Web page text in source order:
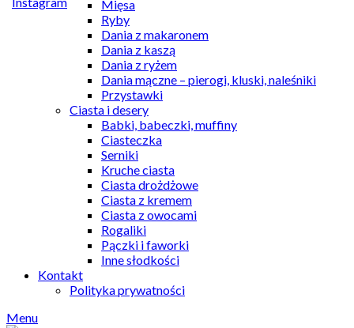
Mięsa
Ryby
Dania z makaronem
Dania z kaszą
Dania z ryżem
Dania mączne – pierogi, kluski, naleśniki
Przystawki
Ciasta i desery
Babki, babeczki, muffiny
Ciasteczka
Serniki
Kruche ciasta
Ciasta drożdżowe
Ciasta z kremem
Ciasta z owocami
Rogaliki
Pączki i faworki
Inne słodkości
Kontakt
Polityka prywatności
Menu